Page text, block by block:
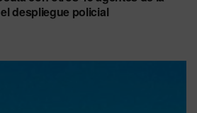
despliegue policial